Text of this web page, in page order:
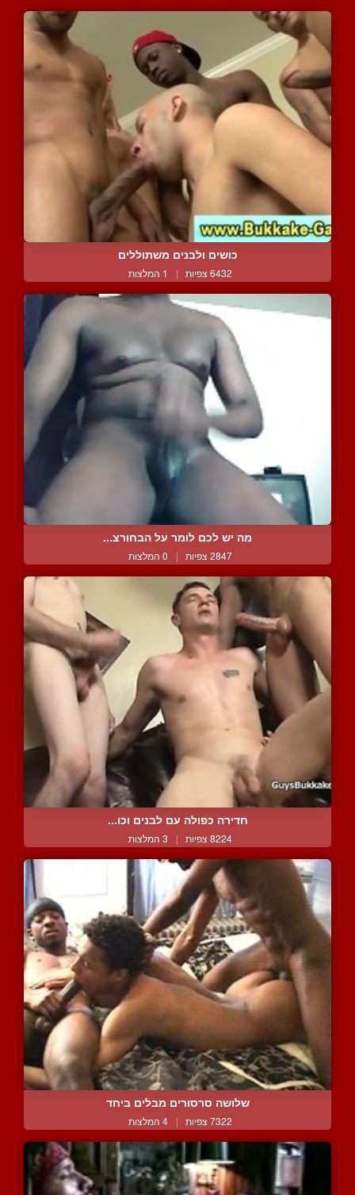
כושים ולבנים משתוללים
6432 צפיות | 1 המלצות
מה יש לכם לומר על הבחורצ...
2847 צפיות | 0 המלצות
חדירה כפולה עם לבנים וכו...
8224 צפיות | 3 המלצות
שלושה סרסורים מבלים ביחד
7322 צפיות | 4 המלצות